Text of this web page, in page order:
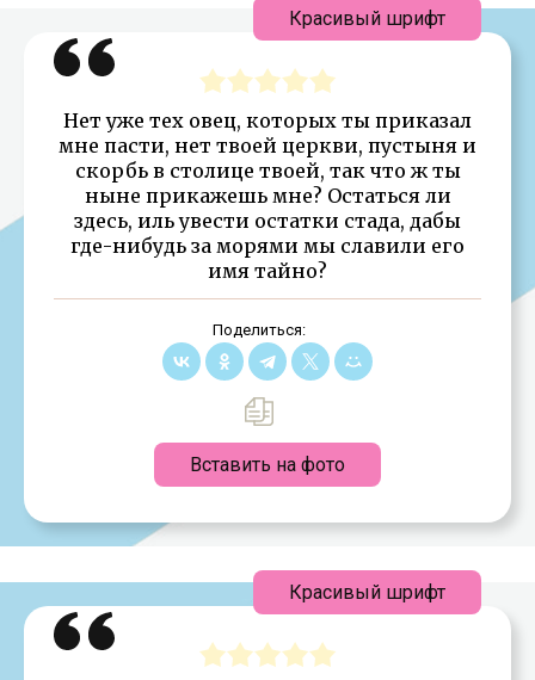
Нет уже тех овец, которых ты приказал
мне пасти, нет твоей церкви, пустыня и
скорбь в столице твоей, так что ж ты
ныне прикажешь мне? Остаться ли
здесь, иль увести остатки стада, дабы
где-нибудь за морями мы славили его
имя тайно?
Поделиться:
Вставить на фото
Красивый шрифт
Красивый шрифт